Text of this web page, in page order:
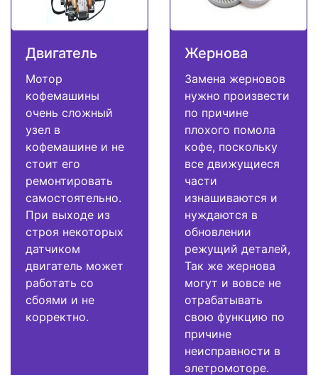
Двигатель
Мотор
кофемашины
очень сложный
узел в
кофемашине и не
стоит его
ремонтировать
самостоятельно.
При выходе из
строя некоторых
датчиком
двигатель может
работать со
сбоями и не
корректно.
Жернова
Замена жерновов
нужно произвести
по причине
плохого помола
кофе, поскольку
все движущиеся
части
изнашиваются и
нуждаются в
обновлении
режущий деталей,
Так же жернова
могут и вовсе не
отрабатывать
свою функцию по
причине
неисправности в
элетромоторе.